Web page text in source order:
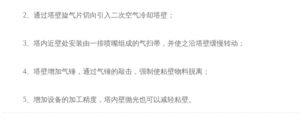
2、通过塔壁旋气片切向引入二次空气冷却塔壁；
3、塔内近壁处安装由一排喷嘴组成的气扫帚，并使之沿塔壁缓慢转动；
4、塔壁增加气锤，通过气锤的敲击，强制使粘壁物料脱离；
5、增加设备的加工精度，塔内壁抛光也可以减轻粘壁。